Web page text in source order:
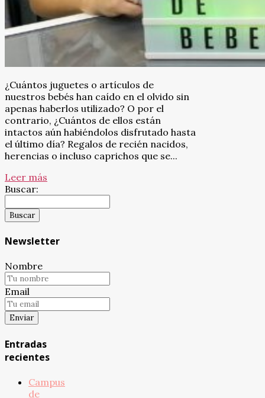
¿Cuántos juguetes o artículos de
nuestros bebés han caído en el olvido sin
apenas haberlos utilizado? O por el
contrario, ¿Cuántos de ellos están
intactos aún habiéndolos disfrutado hasta
el último día? Regalos de recién nacidos,
herencias o incluso caprichos que se...
Leer más
Buscar:
Newsletter
Nombre
Email
Entradas
recientes
Campus
de